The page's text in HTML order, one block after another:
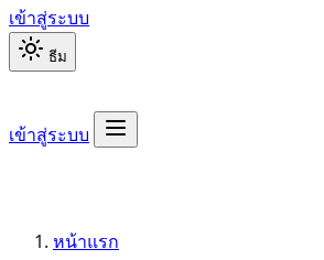
เข้าสู่ระบบ
ธีม
เข้าสู่ระบบ
หน้าแรก